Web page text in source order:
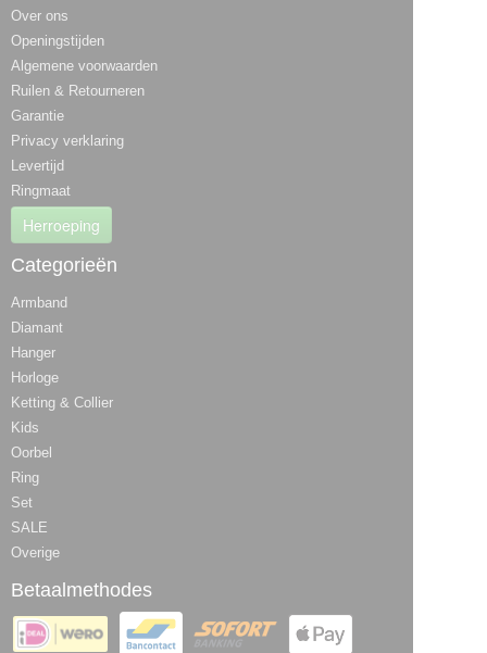
Over ons
Openingstijden
Algemene voorwaarden
Ruilen & Retourneren
Garantie
Privacy verklaring
Levertijd
Ringmaat
Herroeping
Categorieën
Armband
Diamant
Hanger
Horloge
Ketting & Collier
Kids
Oorbel
Ring
Set
SALE
Overige
Betaalmethodes